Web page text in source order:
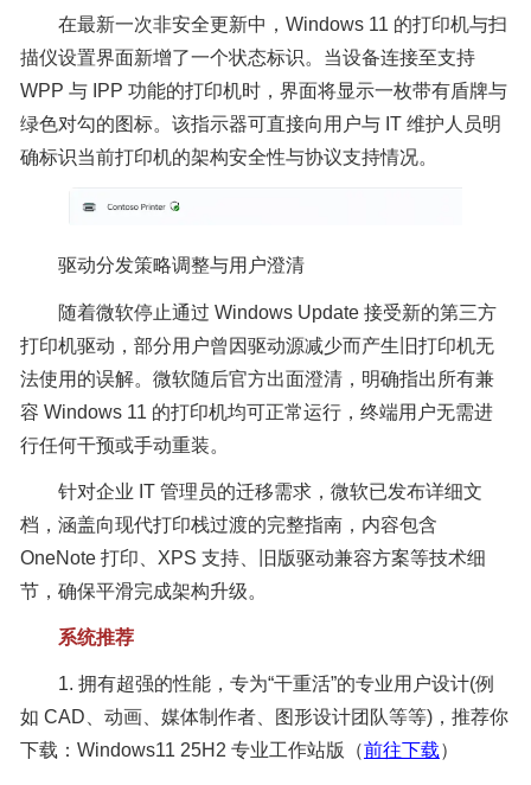
在最新一次非安全更新中，Windows 11 的打印机与扫
描仪设置界面新增了一个状态标识。当设备连接至支持
WPP 与 IPP 功能的打印机时，界面将显示一枚带有盾牌与
绿色对勾的图标。该指示器可直接向用户与 IT 维护人员明
确标识当前打印机的架构安全性与协议支持情况。
驱动分发策略调整与用户澄清
随着微软停止通过 Windows Update 接受新的第三方
打印机驱动，部分用户曾因驱动源减少而产生旧打印机无
法使用的误解。微软随后官方出面澄清，明确指出所有兼
容 Windows 11 的打印机均可正常运行，终端用户无需进
行任何干预或手动重装。
针对企业 IT 管理员的迁移需求，微软已发布详细文
档，涵盖向现代打印栈过渡的完整指南，内容包含
OneNote 打印、XPS 支持、旧版驱动兼容方案等技术细
节，确保平滑完成架构升级。
系统推荐
1. 拥有超强的性能，专为“干重活”的专业用户设计(例
如 CAD、动画、媒体制作者、图形设计团队等等)，推荐你
下载：Windows11 25H2 专业工作站版（前往下载）